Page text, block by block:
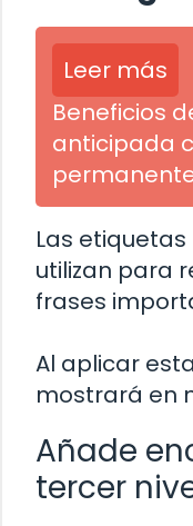
Leer más
Beneficios
anticipada
Las
utilizan para
frases
Al aplicar
mostrará en
Añade
tercer